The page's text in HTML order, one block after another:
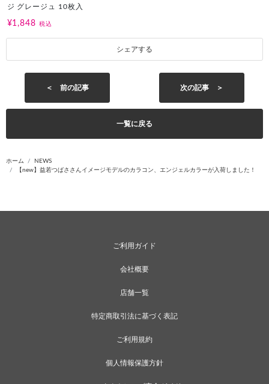
ジ グレージュ 10枚入
¥1,848税込
シェアする
＜ 前の記事 次の記事 ＞
一覧に戻る
ホーム
NEWS
【new】益若つばささんイメージモデルのカラコン、エンジェルカラーが入荷しました！
ご利用ガイド
会社概要
店舗一覧
特定商取引法に基づく表記
ご利用規約
個人情報保護方針